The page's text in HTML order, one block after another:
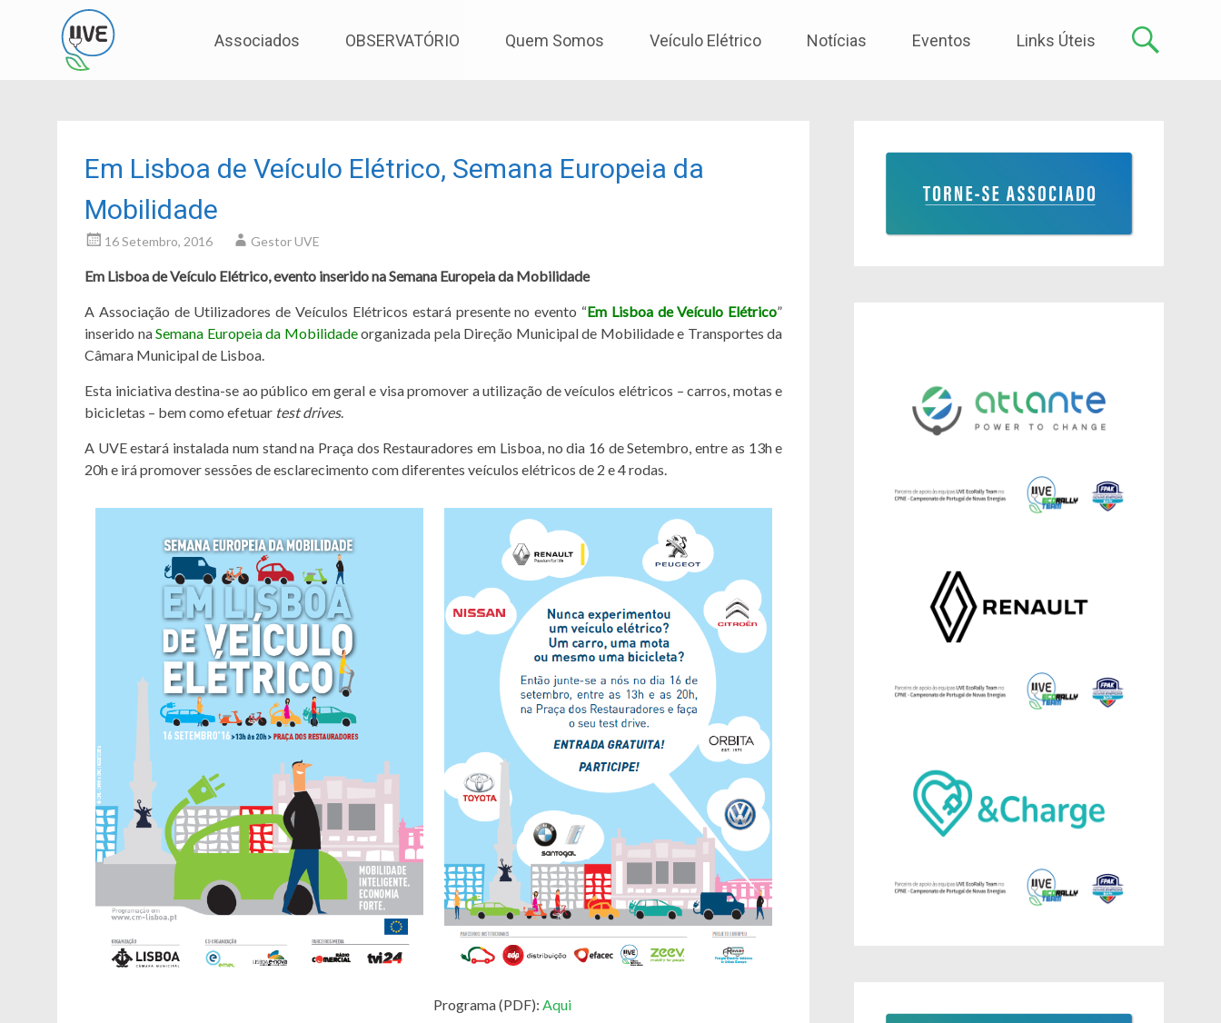
to
Associados OBSERVATÓRIO Quem Somos Veículo Elétrico Notícias Eventos Links Úteis
Em Lisboa de Veículo Elétrico, Semana Europeia da
Mobilidade
16 Setembro, 2016 Gestor UVE
Em Lisboa de Veículo Elétrico, evento inserido na Semana Europeia da Mobilidade
A Associação de Utilizadores de Veículos Elétricos estará presente no evento “Em Lisboa de Veículo Elétrico”
inserido naSemana Europeia da Mobilidadeorganizada pela Direção Municipal de Mobilidade e Transportes da
Câmara Municipal de Lisboa.
Esta iniciativa destina-se ao público em geral e visa promover a utilização de veículos elétricos – carros, motas e
bicicletas – bem como efetuar test drives.
A UVE estará instalada num stand na Praça dos Restauradores em Lisboa, no dia 16 de Setembro, entre as 13h e
20h e irá promover sessões de esclarecimento com diferentes veículos elétricos de 2 e 4 rodas.
Programa (PDF):Aqui